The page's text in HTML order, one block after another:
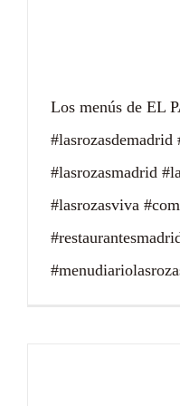
Los menús de EL
#lasrozasdemadrid
#lasrozasmadrid
#lasrozasviva